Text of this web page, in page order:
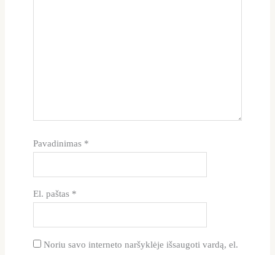
Pavadinimas *
El. paštas *
Noriu savo interneto naršyklėje išsaugoti vardą, el.